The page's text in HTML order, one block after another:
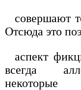
совершают
Отсюда это
аспект
всегда
некоторые